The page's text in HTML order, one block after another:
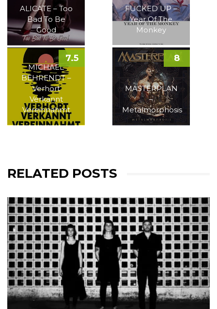
ALICATE – Too
Bad To Be
Good
FUCKED UP –
Year Of The
Monkey
MICHAEL
BEHRENDT –
Verhört
Verkannt
Vereinnahmt
7.5
MASTERPLAN
–
Metalmorphosis
8
RELATED POSTS